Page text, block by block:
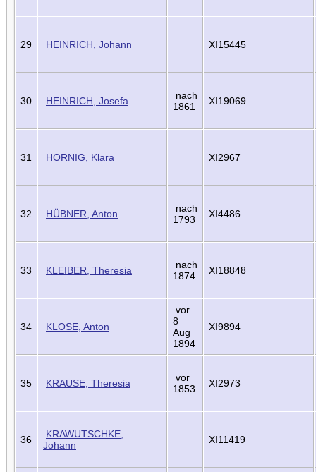
29 HEINRICH, Johann XI15445
30 HEINRICH, Josefa
nach
1861
XI19069
31 HORNIG, Klara XI2967
32 HÜBNER, Anton
nach
1793
XI4486
33 KLEIBER, Theresia
nach
1874
XI18848
34 KLOSE, Anton
vor
8
Aug
1894
XI9894
35 KRAUSE, Theresia
vor
1853
XI2973
36
KRAWUTSCHKE,
Johann
XI11419